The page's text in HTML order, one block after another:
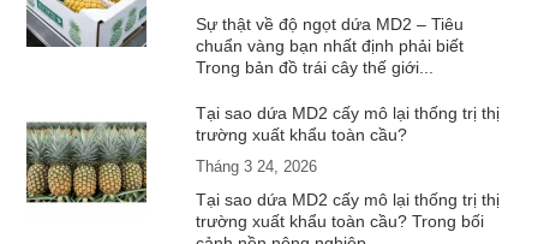
Sự thật về độ ngọt dứa MD2 – Tiêu
chuẩn vàng bạn nhất định phải biết
Trong bản đồ trái cây thế giới...
Tại sao dứa MD2 cấy mô lại thống trị thị
trường xuất khẩu toàn cầu?
Tháng 3 24, 2026
Tại sao dứa MD2 cấy mô lại thống trị thị
trường xuất khẩu toàn cầu? Trong bối